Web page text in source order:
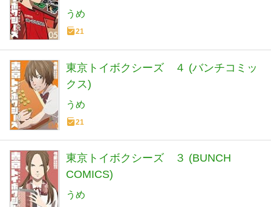
うめ
21
東京トイボクシーズ ４ (バンチコミッ
クス)
うめ
21
東京トイボクシーズ ３ (BUNCH
COMICS)
うめ